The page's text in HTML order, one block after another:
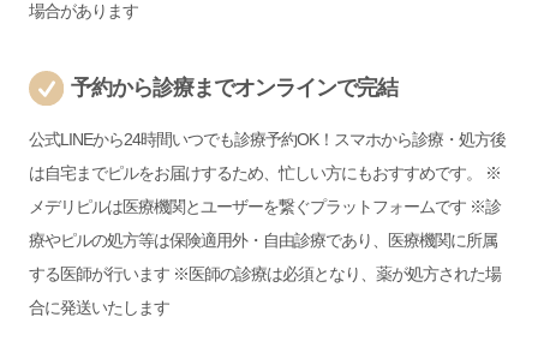
場合があります
予約から診療までオンラインで完結
公式LINEから24時間いつでも診療予約OK！スマホから診療・処方後
は自宅までピルをお届けするため、忙しい方にもおすすめです。 ※
メデリピルは医療機関とユーザーを繋ぐプラットフォームです ※診
療やピルの処方等は保険適用外・自由診療であり、医療機関に所属
する医師が行います ※医師の診療は必須となり、薬が処方された場
合に発送いたします